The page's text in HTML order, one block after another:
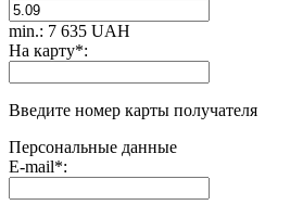
min.: 7 635 UAH
На карту*:
Введите номер карты получателя
Персональные данные
E-mail*: